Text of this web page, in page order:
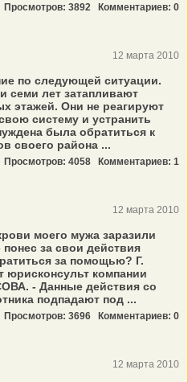
Просмотров: 3892 Комментариев: 0
12 марта 2010
по следующей ситуации.
семи лет затапливают
этажей. Они не реагируют
систему и устранить
была обратиться к
своего района ...
Просмотров: 4058 Комментариев: 1
12 марта 2010
моего мужа заразили
за свои действия
за помощью? Г.
юрисконсульт компании
- Данные действия со
подпадают под ...
Просмотров: 3696 Комментариев: 0
12 марта 2010